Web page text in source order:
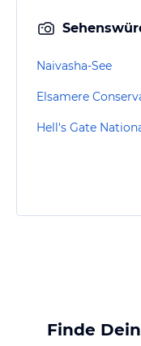
Naivasha-See
Elsamere
Hell's Gate
Finde